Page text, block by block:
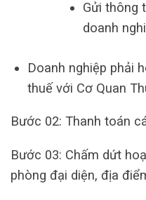
Gửi thông
doanh
Doanh nghiệp phải
thuế với Cơ Quan
Bước 02: Thanh toán
Bước 03: Chấm dứt
phòng đại diện, địa